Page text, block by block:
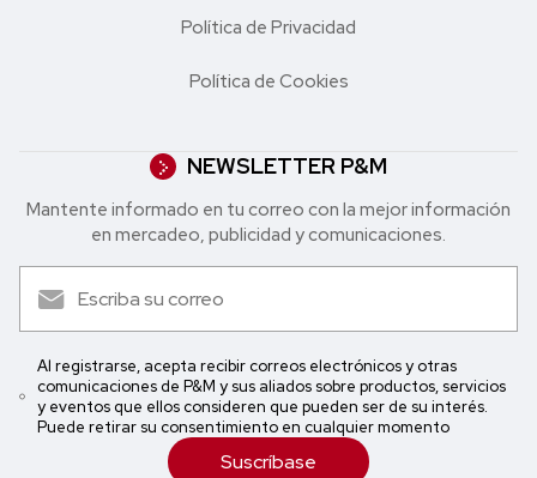
Política de Privacidad
Política de Cookies
NEWSLETTER P&M
Mantente informado en tu correo con la mejor in formación
en mercadeo, publicidad y comunicaciones.
Al registrarse, acepta recibir correos electrónicos y otras
comunicaciones de P&M y sus aliados sobre productos, servicios
y eventos que ellos consideren que pueden ser de su interés.
Puede retirar su consentimiento en cualquier momento
Suscríbase